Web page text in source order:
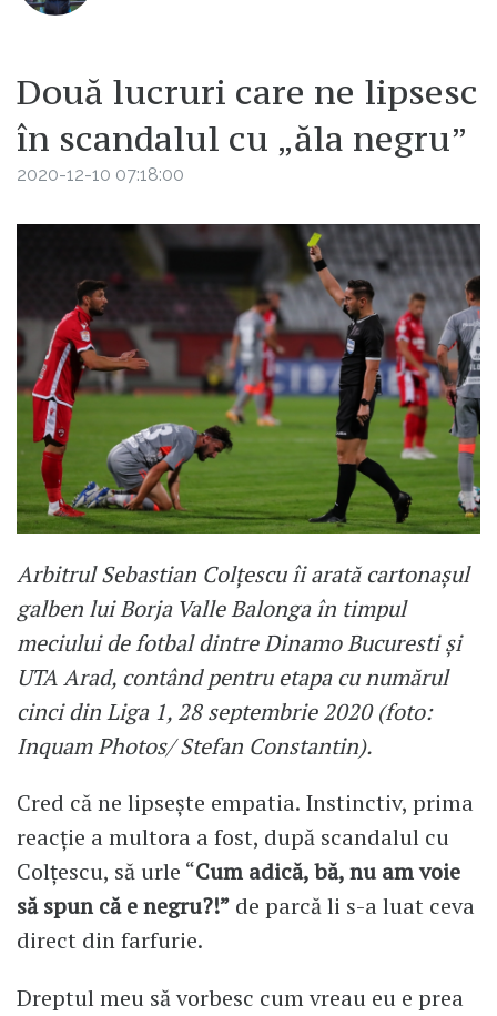
Două lucruri care ne lipsesc
în scandalul cu „ăla negru”
2020-12-10 07:18:00
Arbitrul Sebastian Colțescu îi arată cartonașul
galben lui Borja Valle Balonga în timpul
meciului de fotbal dintre Dinamo Bucuresti și
UTA Arad, contând pentru etapa cu numărul
cinci din Liga 1, 28 septembrie 2020 (foto:
Inquam Photos/ Stefan Constantin).
Cred că ne lipsește empatia. Instinctiv, prima
reacție a multora a fost, după scandalul cu
Colțescu, să urle “Cum adică, bă, nu am voie
să spun că e negru?!” de parcă li s-a luat ceva
direct din farfurie.
Dreptul meu să vorbesc cum vreau eu e prea